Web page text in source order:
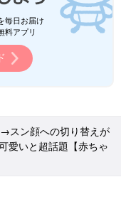
毎日お届け
料アプリ
スン顔への切り替えが
愛いと超話題【赤ちゃ